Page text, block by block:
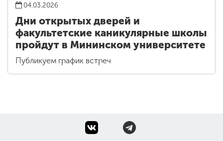
04.03.2026
Дни открытых дверей и
факультетские каникулярные школы
пройдут в Мининском университете
Публикуем график встреч